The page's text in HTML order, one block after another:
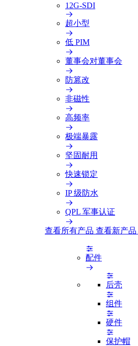
12G-SDI
超小型
低 PIM
董事会对董事会
防篡改
非磁性
高频率
极端暴露
坚固耐用
快速锁定
IP 级防水
QPL 军事认证
查看所有产品 查看新产品
配件
后壳
组件
硬件
保护帽